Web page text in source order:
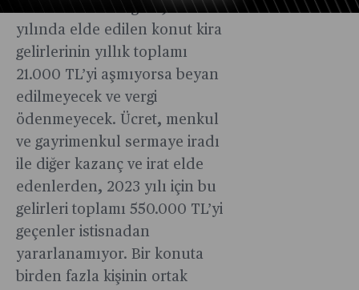
33.000 TL Buna göre, 2023
yılında elde edilen konut kira
gelirlerinin yıllık toplamı
21.000 TL’yi aşmıyorsa beyan
edilmeyecek ve vergi
ödenmeyecek. Ücret, menkul
ve gayrimenkul sermaye iradı
ile diğer kazanç ve irat elde
edenlerden, 2023 yılı için bu
gelirleri toplamı 550.000 TL’yi
geçenler istisnadan
yararlanamıyor. Bir konuta
birden fazla kişinin ortak